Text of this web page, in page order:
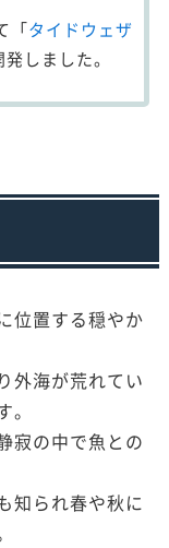
「タイドウェザ
しました。
位置する穏やか
外海が荒れてい
寂の中で魚との
知られ春や秋に